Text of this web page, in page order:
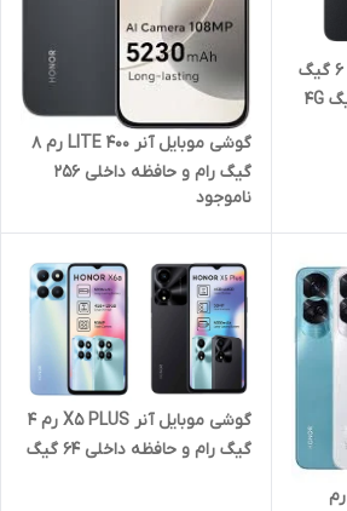
گوشی موبایل آنر X6B رم 6 گیگ
گوشی موبایل آنر 400 LITE رم 8
گیگ رام و حافظه داخلی 256
گیگ 5G
ناموجود
گوشی موبایل آنر 90LITE رم
گوشی موبایل آنر X5 PLUS رم 4
گیگ رام و حافظه داخلی 64 گیگ